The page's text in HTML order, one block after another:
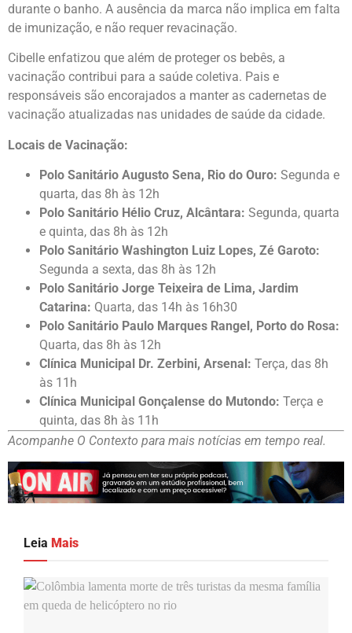
durante o banho. A ausência da marca não implica em falta
de imunização, e não requer revacinação.
Cibelle enfatizou que além de proteger os bebês, a
vacinação contribui para a saúde coletiva. Pais e
responsáveis são encorajados a manter as cadernetas de
vacinação atualizadas nas unidades de saúde da cidade.
Locais de Vacinação:
Polo Sanitário Augusto Sena, Rio do Ouro: Segunda e
quarta, das 8h às 12h
Polo Sanitário Hélio Cruz, Alcântara: Segunda, quarta
e quinta, das 8h às 12h
Polo Sanitário Washington Luiz Lopes, Zé Garoto:
Segunda a sexta, das 8h às 12h
Polo Sanitário Jorge Teixeira de Lima, Jardim
Catarina: Quarta, das 14h às 16h30
Polo Sanitário Paulo Marques Rangel, Porto do Rosa:
Quarta, das 8h às 12h
Clínica Municipal Dr. Zerbini, Arsenal: Terça, das 8h
às 11h
Clínica Municipal Gonçalense do Mutondo: Terça e
quinta, das 8h às 11h
Acompanhe O Contexto para mais notícias em tempo real.
Leia Mais